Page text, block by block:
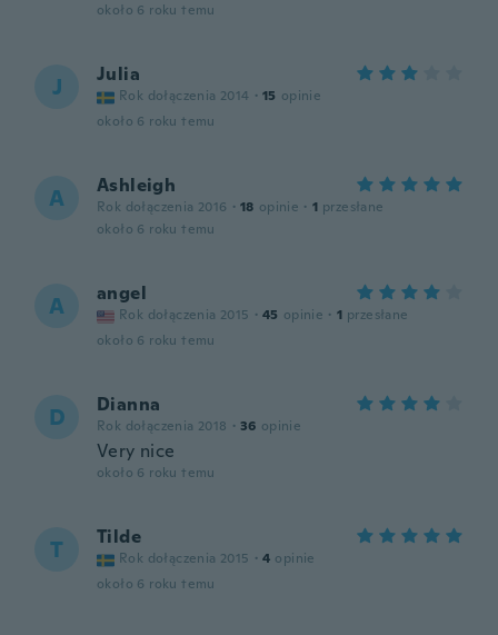
około 6 roku temu
J Julia
Rok dołączenia 2014 · 15 opinie
około 6 roku temu
A Ashleigh
Rok dołączenia 2016 · 18 opinie · 1 przesłane
około 6 roku temu
A angel
Rok dołączenia 2015 · 45 opinie · 1 przesłane
około 6 roku temu
D Dianna
Rok dołączenia 2018 · 36 opinie
Very nice
około 6 roku temu
T Tilde
Rok dołączenia 2015 · 4 opinie
około 6 roku temu